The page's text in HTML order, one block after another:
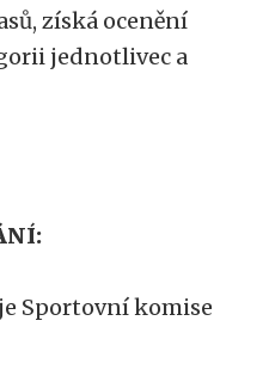
získá ocenění
jednotlivec a
Sportovní komise